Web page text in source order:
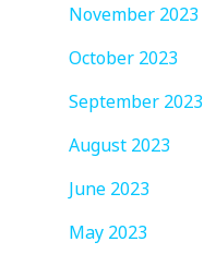
November 2023
October 2023
September 2023
August 2023
June 2023
May 2023